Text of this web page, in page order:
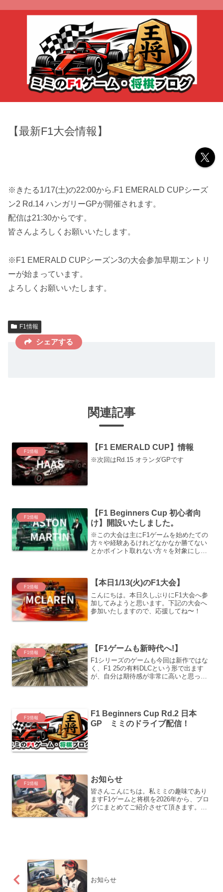
【最新F1大会情報】
※きたる1/17(土)の22:00から.F1 EMERALD CUPシーズ
ン2 Rd.14 ハンガリーGPが開催されます。
配信は21:30からです。
皆さんよろしくお願いいたします。
※F1 EMERALD CUPシーズン3の大会参加早期エントリ
ーが始まっています。
よろしくお願いいたします。
F1情報
シェアする
関連記事
F1情報 【F1 EMERALD CUP】情報
※次回はRd.15 オランダGPです
F1情報
【F1 Beginners Cup 初心者向
け】開設いたしました。
※この大会は主にF1ゲームを始めたての
方々や経験あるけれどなかなか勝てない
とかポイント取れない方々を対象にした
F1情報 【本日1/13(火)のF1大会】
こんにちは。本日久しぶりにF1大会へ参
加してみようと思います。下記の大会へ
参加いたしますので、応援してね〜！
F1情報 【F1ゲームも新時代へ!】
F1シリーズのゲームも今回は新作ではな
く、F1 25の有料DLCという形で出ます
が、自分は期待感が非常に高いと思って
F1情報
F1 Beginners Cup Rd.2 日本
GP ミミのドライブ配信！
F1情報 お知らせ
皆さんこんにちは。私ミミの趣味であり
ますF1ゲームと将棋を2026年から、ブロ
グにまとめてご紹介させて頂きます。よ
お知らせ